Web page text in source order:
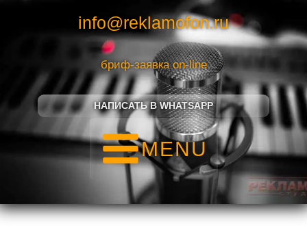
info@reklamofon.ru
бриф-заявка on-line
НАПИСАТЬ В WHATSAPP
MENU